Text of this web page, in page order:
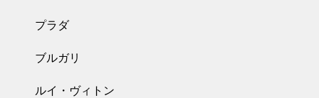
プラダ
ブルガリ
ルイ・ヴィトン